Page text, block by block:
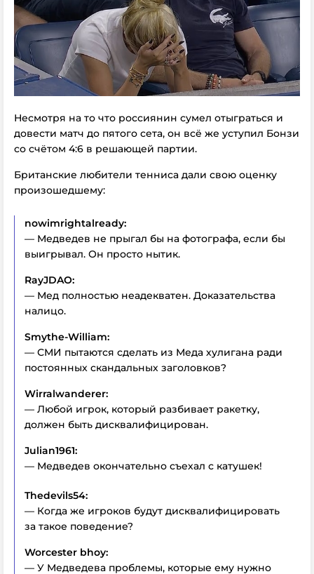
Несмотря на то что россиянин сумел отыграться и
довести матч до пятого сета, он всё же уступил Бонзи
со счётом 4:6 в решающей партии.
Британские любители тенниса дали свою оценку
произошедшему:
nowimrightalready:
— Медведев не прыгал бы на фотографа, если бы
выигрывал. Он просто нытик.
RayJDAO:
— Мед полностью неадекватен. Доказательства
налицо.
Smythe-William:
— СМИ пытаются сделать из Меда хулигана ради
постоянных скандальных заголовков?
Wirralwanderer:
— Любой игрок, который разбивает ракетку,
должен быть дисквалифицирован.
Julian1961:
— Медведев окончательно съехал с катушек!
Thedevils54:
— Когда же игроков будут дисквалифицировать
за такое поведение?
Worcester bhoy:
— У Медведева проблемы, которые ему нужно